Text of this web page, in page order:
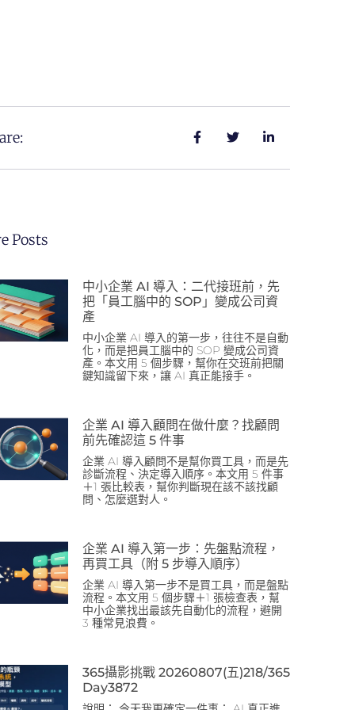
Posts
中小企業 AI 導入：二代接班前，先
把「員工腦中的 SOP」變成公司資
產
中小企業 AI 導入的第一步，往往不是自動
化，而是把員工腦中的 SOP 變成公司資
產。本文用 5 個步驟，幫你在交班前把關
鍵知識留下來，讓 AI 真正能接手。
企業 AI 導入顧問在做什麼？找顧問
前先確認這 5 件事
企業 AI 導入顧問不是幫你買工具，而是先
診斷流程、決定導入順序。本文用 5 件事
＋1 張比較表，幫你判斷現在該不該找顧
問、怎麼選對人。
企業 AI 導入第一步：先盤點流程，
再買工具（附 5 步導入順序）
企業 AI 導入第一步不是買工具，而是盤點
流程。本文用 5 個步驟＋1 張檢查表，幫
中小企業找出最該先自動化的流程，避開
3 種常見浪費。
365攝影挑戰 20260807(五)218/365
Day3872